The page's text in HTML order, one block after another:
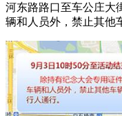
河东路路口至车公庄大
辆和人员外，禁止其他